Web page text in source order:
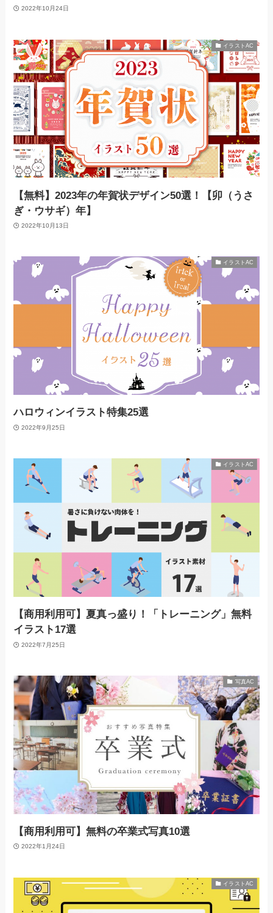
2022年10月24日
イラストAC
【無料】2023年の年賀状デザイン50選！【卯（うさ
ぎ・ウサギ）年】
2022年10月13日
イラストAC
ハロウィンイラスト特集25選
2022年9月25日
イラストAC
【商用利用可】夏真っ盛り！「トレーニング」無料
イラスト17選
2022年7月25日
写真AC
【商用利用可】無料の卒業式写真10選
2022年1月24日
イラストAC